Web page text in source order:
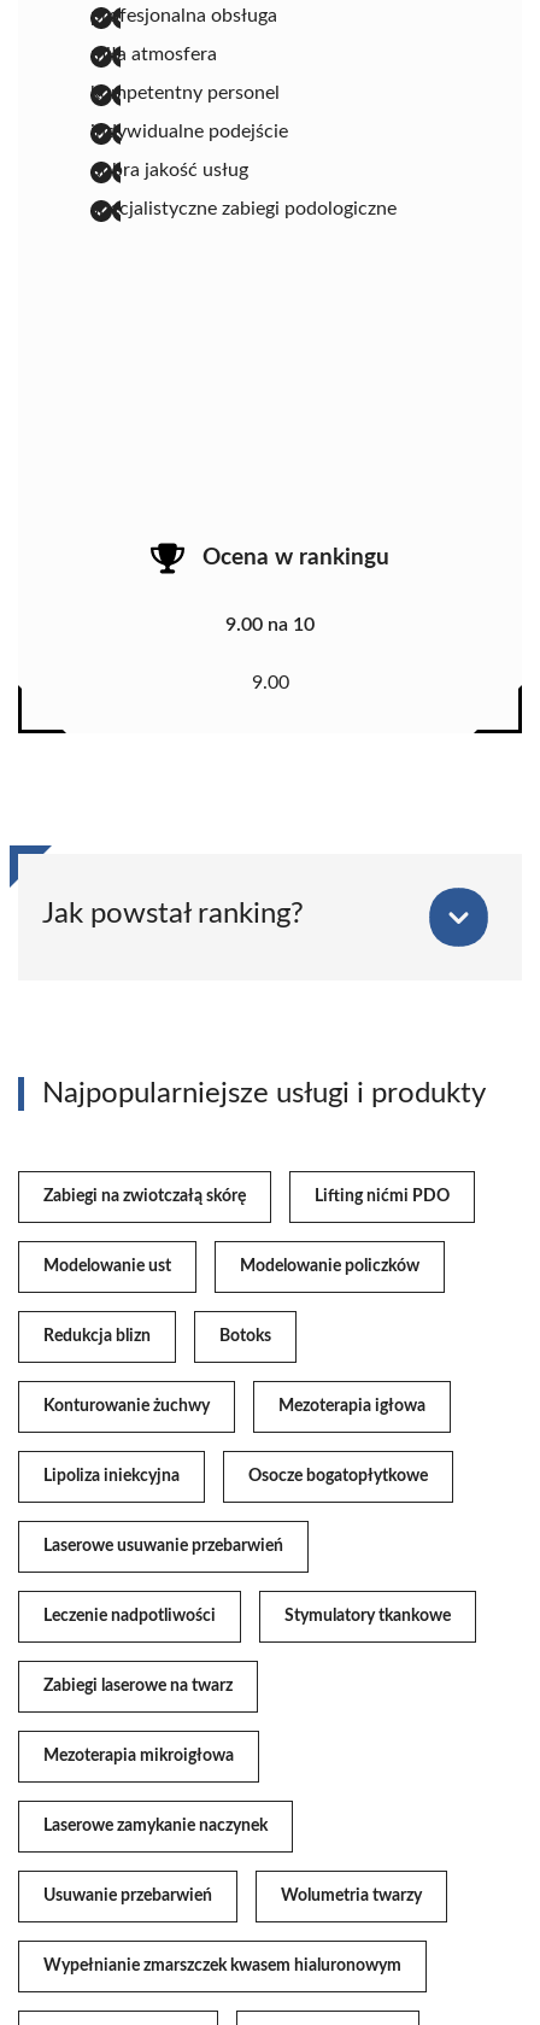
profesjonalna obsługa
miła atmosfera
kompetentny personel
indywidualne podejście
dobra jakość usług
specjalistyczne zabiegi podologiczne
Ocena w rankingu
9.00 na 10
9.00
Jak powstał ranking?
Najpopularniejsze usługi i produkty
Zabiegi na zwiotczałą skórę Lifting nićmi PDO
Modelowanie ust Modelowanie policzków
Redukcja blizn Botoks
Konturowanie żuchwy Mezoterapia igłowa
Lipoliza iniekcyjna Osocze bogatopłytkowe
Laserowe usuwanie przebarwień
Leczenie nadpotliwości Stymulatory tkankowe
Zabiegi laserowe na twarz
Mezoterapia mikroigłowa
Laserowe zamykanie naczynek
Usuwanie przebarwień Wolumetria twarzy
Wypełnianie zmarszczek kwasem hialuronowym